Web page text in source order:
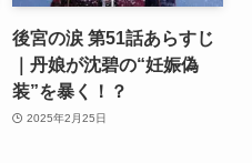
後宮の涙 第51話あらすじ
｜丹娘が沈碧の“妊娠偽
装”を暴く！？
2025年2月25日